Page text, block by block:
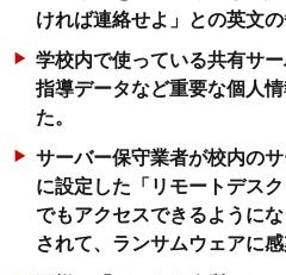
ければ連絡せよ」との英文の
学校内で使っている共有サ
指導データなど重要な個人
た。
サーバー保守業者が校内の
に設定した「リモートデス
でもアクセスできるように
されて、ランサムウェアに感